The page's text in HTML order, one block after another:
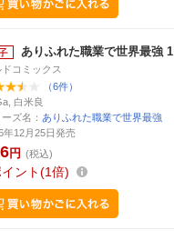
ありふれた職業で世界最強 1
ドコミックス
（6件）
白米良
ズ名： ありふれた職業で世界最強
年12月25日発売
円 (税込)
ント 1倍